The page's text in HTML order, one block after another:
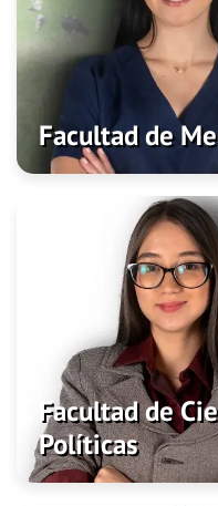
Facultad de
Facultad de
Políticas
Facultad de